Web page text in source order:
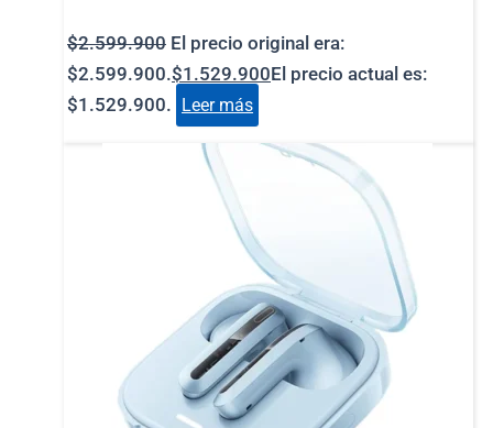
$2.599.900 El precio original era:
$2.599.900.$1.529.900El precio actual es:
$1.529.900.
Leer más